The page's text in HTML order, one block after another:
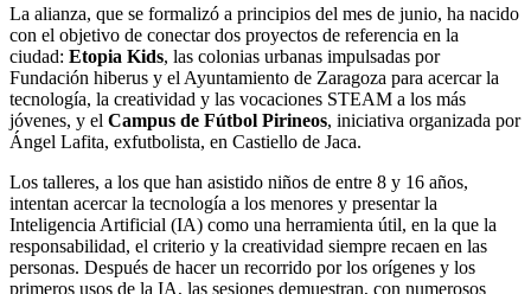
La alianza, que se formalizó a principios del mes de junio, ha nacido
con el objetivo de conectar dos proyectos de referencia en la
ciudad: Etopia Kids, las colonias urbanas impulsadas por
Fundación hiberus y el Ayuntamiento de Zaragoza para acercar la
tecnología, la creatividad y las vocaciones STEAM a los más
jóvenes, y el Campus de Fútbol Pirineos, iniciativa organizada por
Ángel Lafita, exfutbolista, en Castiello de Jaca.
Los talleres, a los que han asistido niños de entre 8 y 16 años,
intentan acercar la tecnología a los menores y presentar la
Inteligencia Artificial (IA) como una herramienta útil, en la que la
responsabilidad, el criterio y la creatividad siempre recaen en las
personas. Después de hacer un recorrido por los orígenes y los
primeros usos de la IA, las sesiones demuestran, con numerosos